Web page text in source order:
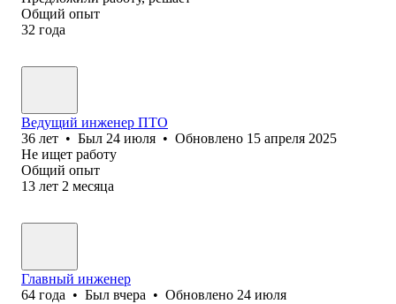
Общий опыт
32 года
Ведущий инженер ПТО
36 лет • Был 24 июля • Обновлено 15 апреля 2025
Не ищет работу
Общий опыт
13 лет 2 месяца
Главный инженер
64 года • Был вчера • Обновлено 24 июля